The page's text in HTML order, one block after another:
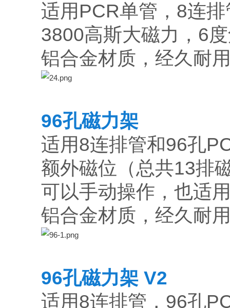
适用PCR单管，8连
3800高斯大磁力，6
铝合金材质，经久耐
96孔磁力架
适用8连排管和96孔
额外磁位（总共13排
可以手动操作，也适
铝合金材质，经久耐
96孔磁力架 V2
适用8连排管，96孔